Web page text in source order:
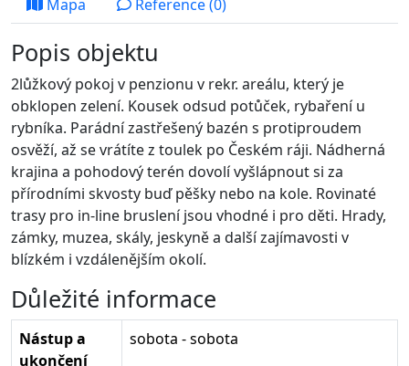
Mapa Reference (0)
Popis objektu
2lůžkový pokoj v penzionu v rekr. areálu, který je
obklopen zelení. Kousek odsud potůček, rybaření u
rybníka. Parádní zastřešený bazén s protiproudem
osvěží, až se vrátíte z toulek po Českém ráji. Nádherná
krajina a pohodový terén dovolí vyšlápnout si za
přírodními skvosty buď pěšky nebo na kole. Rovinaté
trasy pro in-line bruslení jsou vhodné i pro děti. Hrady,
zámky, muzea, skály, jeskyně a další zajímavosti v
blízkém i vzdálenějším okolí.
Důležité informace
Nástup a
ukončení
sobota - sobota